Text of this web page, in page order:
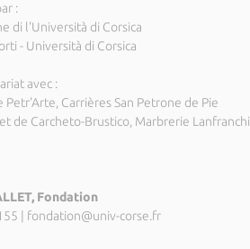
:
di l'Università di Corsica
- Università di Corsica
avec :
Petr'Arte, Carrières San Petrone de Pie
de Carcheto-Brustico, Marbrerie Lanfranchi
Fondation
fondation@univ-corse.fr